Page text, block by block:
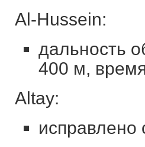
Al-Hussein:
дальность
400 м,
Altay:
исправлено